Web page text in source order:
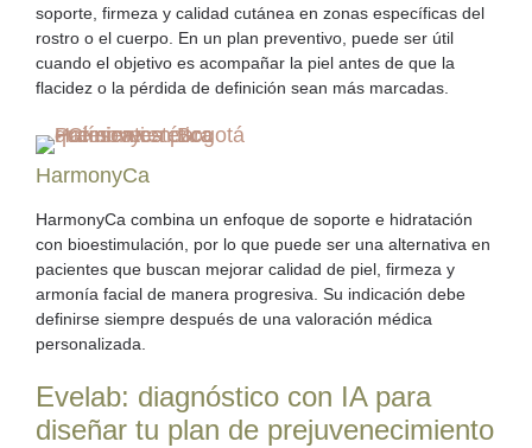
soporte, firmeza y calidad cutánea en zonas específicas del
rostro o el cuerpo. En un plan preventivo, puede ser útil
cuando el objetivo es acompañar la piel antes de que la
flacidez o la pérdida de definición sean más marcadas.
HarmonyCa
HarmonyCa combina un enfoque de soporte e hidratación
con bioestimulación, por lo que puede ser una alternativa en
pacientes que buscan mejorar calidad de piel, firmeza y
armonía facial de manera progresiva. Su indicación debe
definirse siempre después de una valoración médica
personalizada.
Evelab: diagnóstico con IA para
diseñar tu plan de prejuvenecimiento